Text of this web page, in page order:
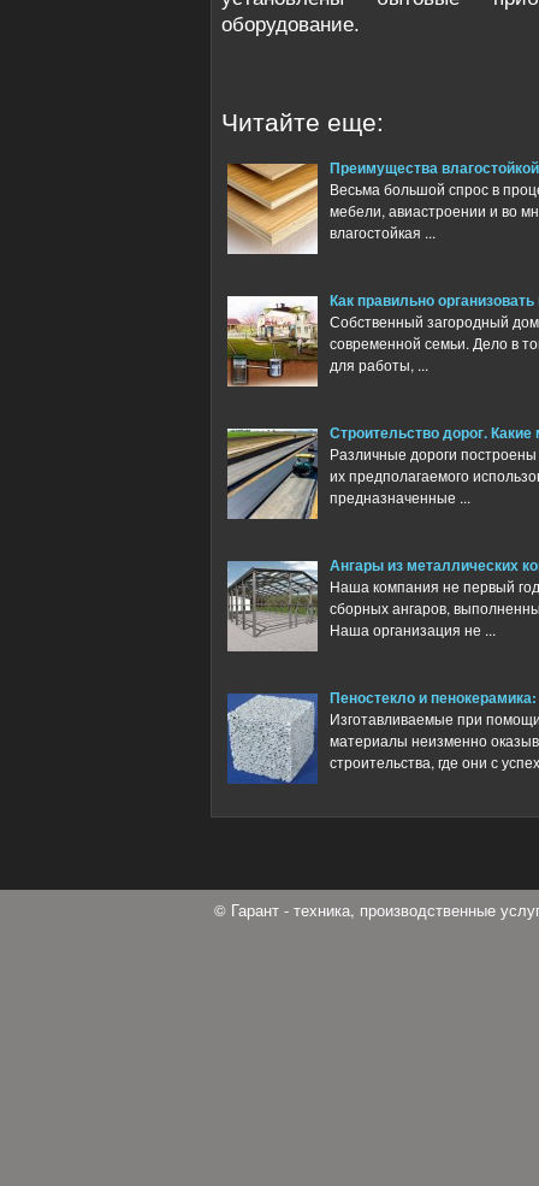
оборудование.
Читайте еще:
Преимущества
Весьма большой спрос в
мебели, авиастроении и во
влагостойкая ...
Как правильно
Собственный загородный
современной семьи. Дело в
для работы, ...
Строительство дорог.
Различные дороги
их предполагаемого
предназначенные ...
Ангары из металлических
Наша компания не первый
сборных ангаров,
Наша организация не ...
Пеностекло и
Изготавливаемые при
материалы неизменно
строительства, где они с
© Гарант - техника, производственные